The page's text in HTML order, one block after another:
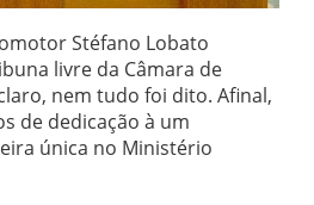
Stéfano Lobato
livre da Câmara de
nem tudo foi dito. Afinal,
de dedicação à um
única no Ministério